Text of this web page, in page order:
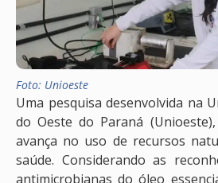
Foto: Unioeste
Uma pesquisa desenvolvida na
do Oeste do Paraná
avança no uso de recursos
saúde. Considerando as
antimicrobianas do óleo